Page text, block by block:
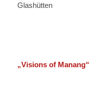
Glashütten
„Visions of Manang“